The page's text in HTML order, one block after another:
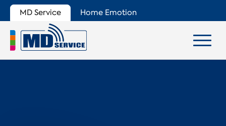
MD Service Home Emotion